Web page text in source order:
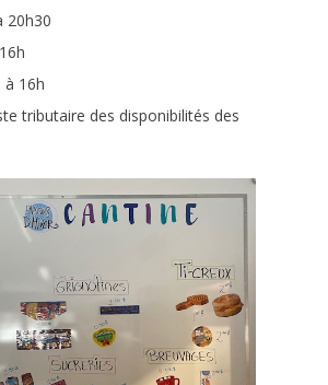
20h30
à 16h
tributaire des disponibilités des